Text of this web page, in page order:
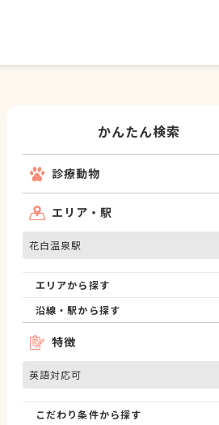
かんたん検索
診療動物
エリア・駅
花白温泉駅
エリアから探す
沿線・駅から探す
特徴
英語対応可
こだわり条件から探す